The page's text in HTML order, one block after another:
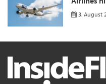
3. August